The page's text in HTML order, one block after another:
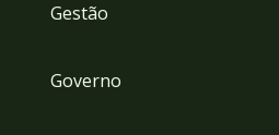
Gestão
Governo